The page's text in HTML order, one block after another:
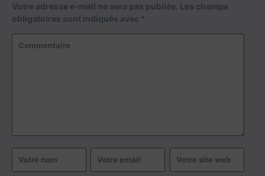
Votre adresse e-mail ne sera pas publiée. Les champs
obligatoires sont indiqués avec *